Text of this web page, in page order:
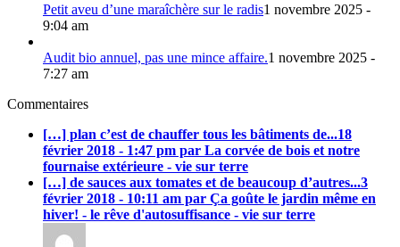
Petit aveu d’une maraîchère sur le radis1 novembre 2025 -
9:04 am
Audit bio annuel, pas une mince affaire.1 novembre 2025 -
7:27 am
Commentaires
[…] plan c’est de chauffer tous les bâtiments de...18
février 2018 - 1:47 pm par La corvée de bois et notre
fournaise extérieure - vie sur terre
[…] de sauces aux tomates et de beaucoup d’autres...3
février 2018 - 10:11 am par Ça goûte le jardin même en
hiver! - le rêve d'autosuffisance - vie sur terre